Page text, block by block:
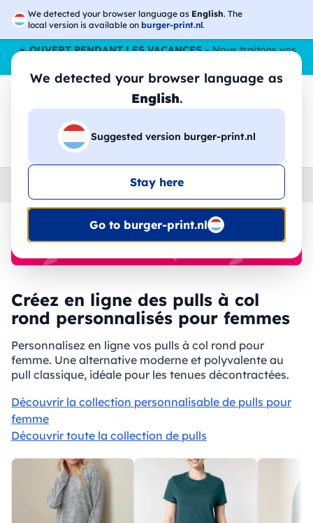
We detected your browser language as English. The
local version is available on burger-print.nl.
We detected your browser language as
English.
Suggested version burger-print.nl
Stay here
Go to burger-print.nl
☀️OUVERT PENDANT LES VACANCES– Nous traitons vos
🔎 Recherchez parmi les produits
🔥 Impression DTF à -30 %
Créez en ligne des pulls à col
rond personnalisés pour femmes
Personnalisez en ligne vos pulls à col rond pour
femme. Une alternative moderne et polyvalente au
pull classique, idéale pour les tenues décontractées.
Découvrir la collection personnalisable de pulls pour
femme
Découvrir toute la collection de pulls